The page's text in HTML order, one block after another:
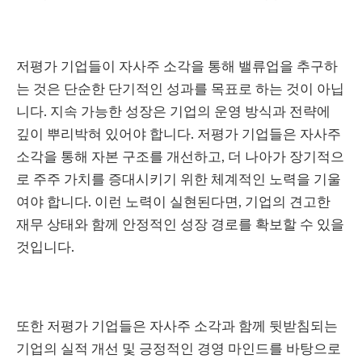
저평가 기업들이 자사주 소각을 통해 밸류업을 추구하
는 것은 단순한 단기적인 성과를 목표로 하는 것이 아닙
니다. 지속 가능한 성장은 기업의 운영 방식과 전략에
깊이 뿌리박혀 있어야 합니다. 저평가 기업들은 자사주
소각을 통해 자본 구조를 개선하고, 더 나아가 장기적으
로 주주 가치를 증대시키기 위한 체계적인 노력을 기울
여야 합니다. 이런 노력이 실현된다면, 기업의 견고한
재무 상태와 함께 안정적인 성장 경로를 확보할 수 있을
것입니다.
또한 저평가 기업들은 자사주 소각과 함께 뒷받침되는
기업의 실적 개선 및 긍정적인 경영 마인드를 바탕으로